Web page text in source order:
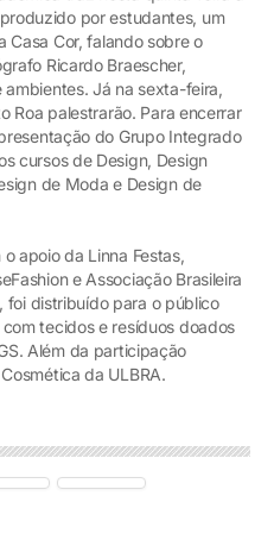
por estudantes, um
Casa Cor, falando sobre o
Ricardo Braescher,
Já na sexta-feira,
Roa palestrarão. Para encerrar
do Grupo Integrado
cursos de Design, Design
de Moda e Design de
apoio da Linna Festas,
e Associação Brasileira
foi distribuído para o público
tecidos e resíduos doados
Além da participação
da ULBRA.